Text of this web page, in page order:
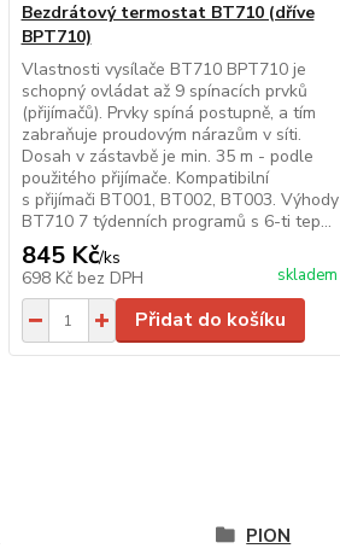
Bezdrátový termostat BT710 (dříve
BPT710)
Vlastnosti vysílače BT710 BPT710 je
schopný ovládat až 9 spínacích prvků
(přijímačů). Prvky spíná postupně, a tím
zabraňuje proudovým nárazům v síti.
Dosah v zástavbě je min. 35 m - podle
použitého přijímače. Kompatibilní
s přijímači BT001, BT002, BT003. Výhody
BT710 7 týdenních programů s 6-ti tep...
845 Kč/ks
698 Kč bez DPH skladem
Přidat do košíku
PION